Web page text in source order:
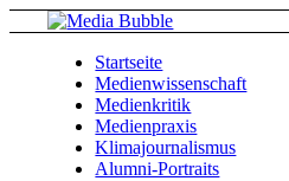
Startseite
Medienwissenschaft
Medienkritik
Medienpraxis
Klimajournalismus
Alumni-Portraits